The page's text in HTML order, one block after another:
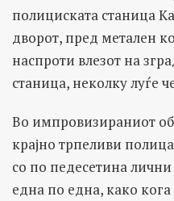
полициската станица
дворот, пред метален
наспроти влезот на
станица, неколку луѓе
Во импровизираниот
крајно трпеливи
со по педесетина
една по една, како